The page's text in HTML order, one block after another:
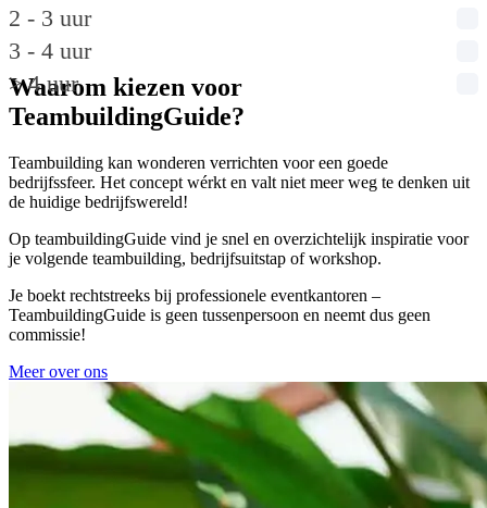
2 - 3 uur
3 - 4 uur
> 4 uur
Waarom kiezen voor
TeambuildingGuide?
Teambuilding kan wonderen verrichten voor een goede
bedrijfssfeer. Het concept wérkt en valt niet meer weg te denken uit
de huidige bedrijfswereld!
Op teambuildingGuide vind je snel en overzichtelijk inspiratie voor
je volgende teambuilding, bedrijfsuitstap of workshop.
Je boekt rechtstreeks bij professionele eventkantoren –
TeambuildingGuide is geen tussenpersoon en neemt dus geen
commissie!
Meer over ons